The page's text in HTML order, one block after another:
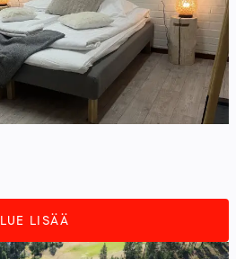
LUE LISÄÄ